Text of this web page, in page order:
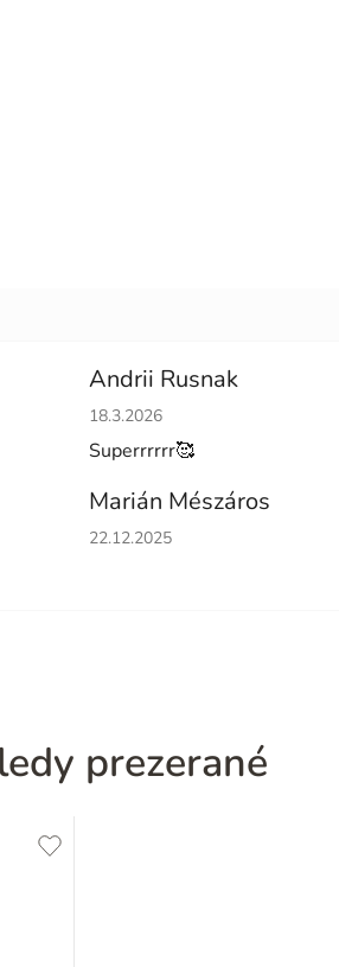
Andrii Rusnak
Hodnotenie obchodu je 5 z 5
18.3.2026
Superrrrrr🥰
Marián Mészáros
Hodnotenie obchodu je 5 z 5
22.12.2025
prezerané